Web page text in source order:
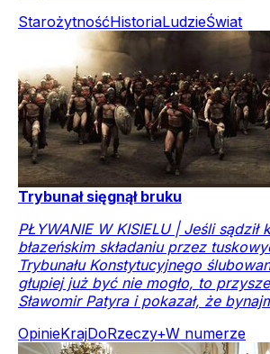
StarożytnośćHistoriaLudzieŚwiat
Trybunał sięgnął bruku
PŁYWANIE W KISIELU | Jeśli sądził
błazeńskim składaniu przez
Trybunału Konstytucyjnego
głupiej już być nie mogło, to
Sławomir Patyra i pokazał, że
OpinieKrajDoRzeczy+W numerze